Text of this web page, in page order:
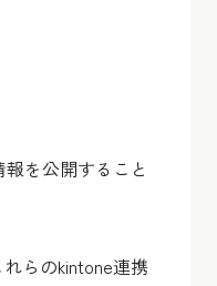
を公開すること
らのkintone連携